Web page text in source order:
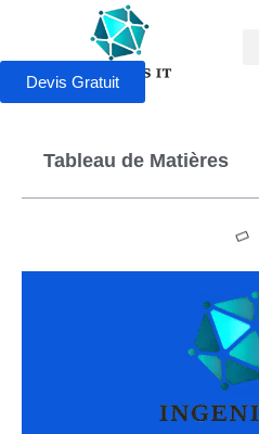
Devis Gratuit
Tableau de Matières